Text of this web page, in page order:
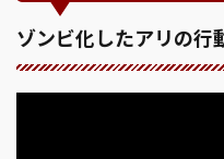
ゾンビ化したアリの行